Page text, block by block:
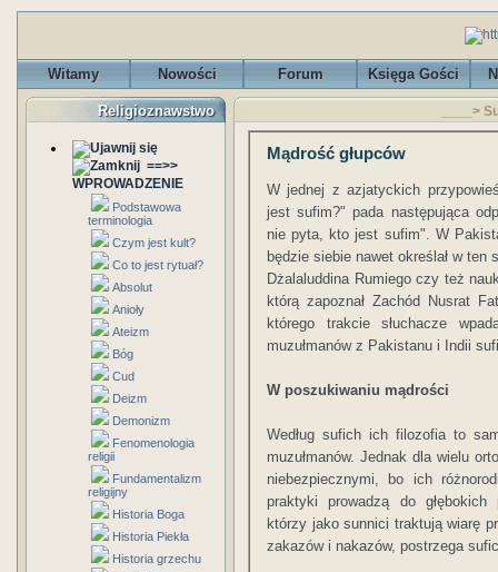
Witamy Nowości Forum Księga Gości
Religioznawstwo
==>>
WPROWADZENIE
Podstawowa
terminologia
Czym jest kult?
Co to jest rytuał?
Absolut
Anioły
Ateizm
Bóg
Cud
Deizm
Demonizm
Fenomenologia
religii
Fundamentalizm
religijny
Historia Boga
Historia Piekła
Historia grzechu
____>
Mądrość głupców
W jednej z azjatyckich
jest sufim?" pada następująca
nie pyta, kto jest sufim". W
będzie siebie nawet określał w
Dżalaluddina Rumiego czy też
którą zapoznał Zachód Nusrat
którego trakcie słuchacze
muzułmanów z Pakistanu i Indii
W poszukiwaniu mądrości
Według sufich ich filozofia to
muzułmanów. Jednak dla wielu
niebezpiecznymi, bo ich
praktyki prowadzą do głębokich
którzy jako sunnici traktują wiarę
zakazów i nakazów, postrzega